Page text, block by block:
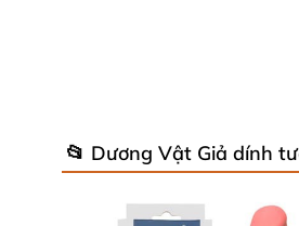
Công nghệ dính
Chất liệu silicon
📂 Dương Vật Giả dính